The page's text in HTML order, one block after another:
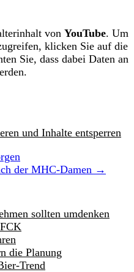
von YouTube. Um
klicken Sie auf die
Sie, dass dabei Daten an
und Inhalte entsperren
der MHC-Damen →
sollten umdenken
die Planung
Trend